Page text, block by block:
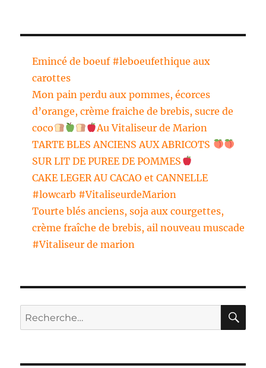
Emincé de boeuf #leboeufethique aux
carottes
Mon pain perdu aux pommes, écorces
d’orange, crème fraiche de brebis, sucre de
coco
Au Vitaliseur de Marion
TARTE BLES ANCIENS AUX ABRICOTS
SUR LIT DE PUREE DE POMMES
CAKE LEGER AU CACAO et CANNELLE
#lowcarb #VitaliseurdeMarion
Tourte blés anciens, soja aux courgettes,
crème fraîche de brebis, ail nouveau muscade
#Vitaliseur de marion
Recherche
pour :